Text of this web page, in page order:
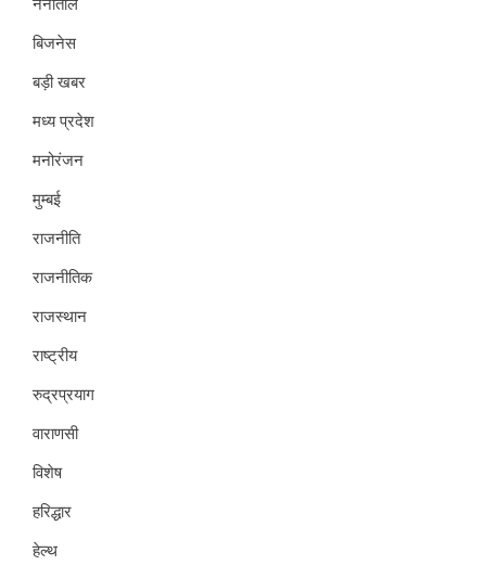
नैनीताल
बिजनेस
बड़ी खबर
मध्य प्रदेश
मनोरंजन
मुम्बई
राजनीति
राजनीतिक
राजस्थान
राष्ट्रीय
रुद्रप्रयाग
वाराणसी
विशेष
हरिद्धार
हेल्थ